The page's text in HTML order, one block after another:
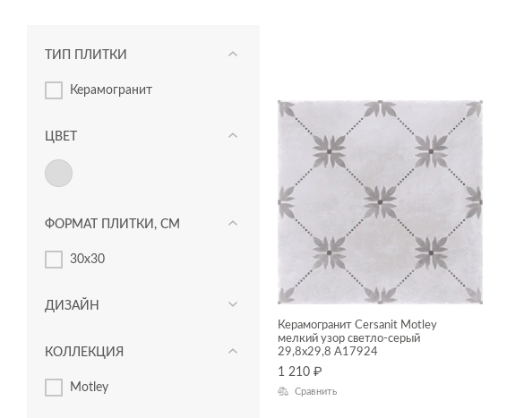
ТИП ПЛИТКИ
керамогранит
ЦВЕТ
ФОРМАТ ПЛИТКИ, СМ
30x30
ДИЗАЙН
КОЛЛЕКЦИЯ
Motley
Керамогранит Cersanit Motley
мелкий узор светло-серый
29,8x29,8 A17924
1 210 ₽
Сравнить